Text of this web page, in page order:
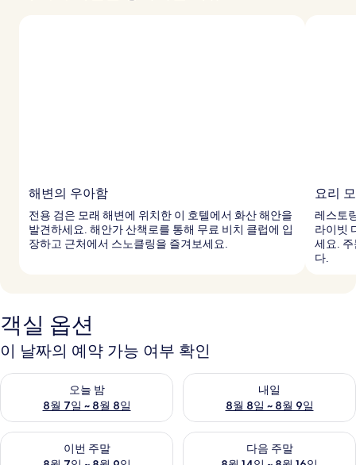
해변의 우아함
전용 검은 모래 해변에 위치한 이 호텔에서 화산 해안을
발견하세요. 해안가 산책로를 통해 무료 비치 클럽에 입
장하고 근처에서 스노클링을 즐겨보세요.
요리
레스토
라이빗
세요.
다.
객실 옵션
이 날짜의 예약 가능 여부 확인
오늘 밤
8월 7일 ~ 8월 8일
오늘 밤 예약 가능 여부 확인, 8월 7일 ~ 8월 8일
내일
8월 8일 ~ 8월 9일
내일 예약 가능 여부 확인, 8월
이번 주말
이번 주말 예약 가능 여부 확인, 8월 7일 ~ 8월 9일
다음 주말
다음 주말 예약 가능 여부 확인,